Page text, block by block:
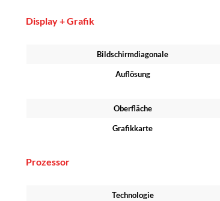
Display + Grafik
Bildschirmdiagonale
Auflösung
Oberfläche
Grafikkarte
Prozessor
Technologie